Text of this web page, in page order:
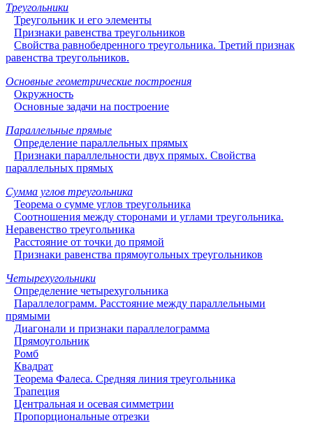
Треугольники
Треугольник и его элементы
Признаки равенства треугольников
Свойства равнобедренного треугольника. Третий признак
равенства треугольников.
Основные геометрические построения
Окружность
Основные задачи на построение
Параллельные прямые
Определение параллельных прямых
Признаки параллельности двух прямых. Свойства
параллельных прямых
Сумма углов треугольника
Теорема о сумме углов треугольника
Соотношения между сторонами и углами треугольника.
Неравенство треугольника
Расстояние от точки до прямой
Признаки равенства прямоугольных треугольников
Четырехугольники
Определение четырехугольника
Параллелограмм. Расстояние между параллельными
прямыми
Диагонали и признаки параллелограмма
Прямоугольник
Ромб
Квадрат
Теорема Фалеса. Средняя линия треугольника
Трапеция
Центральная и осевая симметрии
Пропорциональные отрезки